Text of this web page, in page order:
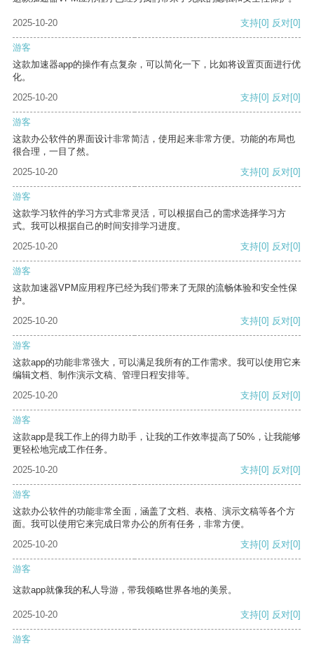
2025-10-20 支持[0] 反对[0]
游客
这款加速器app的操作有点复杂，可以简化一下，比如将设置页面进行优
化。
2025-10-20
支持[0] 反对[0]
游客
这款办公软件的界面设计非常简洁，使用起来非常方便。功能的布局也
很合理，一目了然。
2025-10-20
支持[0] 反对[0]
游客
这款学习软件的学习方式非常灵活，可以根据自己的需求选择学习方
式。我可以根据自己的时间安排学习进度。
2025-10-20
支持[0] 反对[0]
游客
这款加速器VPM应用程序已经为我们带来了无限的流畅体验和安全性保
护。
2025-10-20
支持[0] 反对[0]
游客
这款app的功能非常强大，可以满足我所有的工作需求。我可以使用它来
编辑文档、制作演示文稿、管理日程安排等。
2025-10-20
支持[0] 反对[0]
游客
这款app是我工作上的得力助手，让我的工作效率提高了50%，让我能够
更轻松地完成工作任务。
2025-10-20
支持[0] 反对[0]
游客
这款办公软件的功能非常全面，涵盖了文档、表格、演示文稿等各个方
面。我可以使用它来完成日常办公的所有任务，非常方便。
2025-10-20
支持[0] 反对[0]
游客
这款app就像我的私人导游，带我领略世界各地的美景。
2025-10-20 支持[0] 反对[0]
游客